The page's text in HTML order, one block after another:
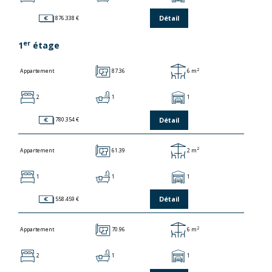
876.338 € Détail
1er étage
Appartement 87.36 6 m2
2 1 1
780.354 € Détail
Appartement 61.39 2 m2
1 1 1
558.459 € Détail
Appartement 70.96 6 m 2
2 1 1